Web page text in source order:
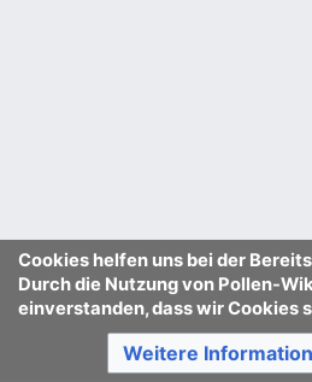
Cookies helfen uns bei der
Durch die Nutzung von Pollen-
einverstanden, dass wir Cookies
Weitere